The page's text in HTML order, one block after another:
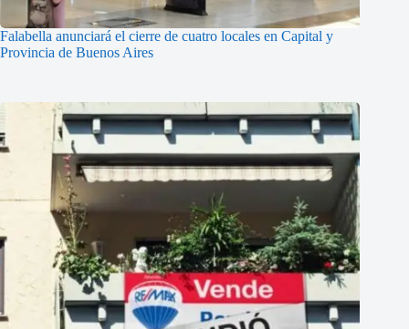
Falabella anunciará el cierre de cuatro locales en Capital y
Provincia de Buenos Aires